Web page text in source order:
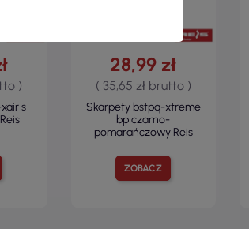
)
s
ZOBACZ
28,99 zł
( 35,65 zł brutto )
Skarpety bstpq-xtreme
bp czarno-
pomarańczowy Reis